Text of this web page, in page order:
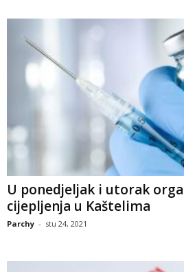
U ponedjeljak i utorak
cijepljenja u Kaštelima
Parchy - stu 24, 2021